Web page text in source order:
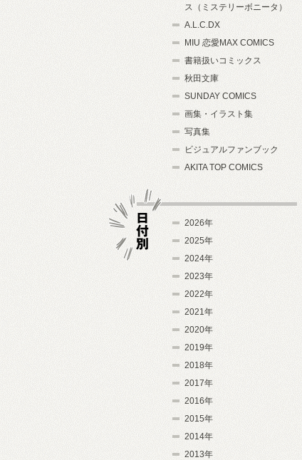
ス（ミステリーボニータ）
A.L.C.DX
MIU 恋愛MAX COMICS
書籍扱いコミックス
秋田文庫
SUNDAY COMICS
画集・イラスト集
写真集
ビジュアルファンブック
AKITA TOP COMICS
2026年
2025年
2024年
2023年
2022年
2021年
2020年
2019年
2018年
2017年
2016年
2015年
2014年
2013年